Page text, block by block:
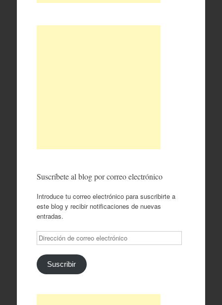
Suscríbete al blog por correo electrónico
Introduce tu correo electrónico para suscribirte a
este blog y recibir notificaciones de nuevas
entradas.
Dirección
de
correo
electrónico
Suscribir